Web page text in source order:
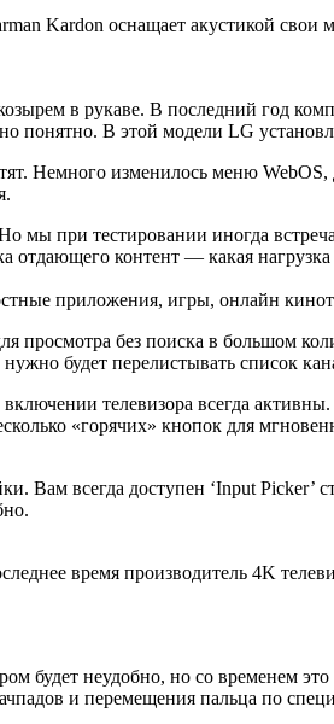
Kardon оснащает акустикой
в рукаве. В последний год
понятно. В этой модели LG
Немного изменилось меню
мы при тестировании иногда
контент — какая
приложения, игры, онлайн
просмотра без поиска в большом
будет перелистывать список
телевизора всегда
«горячих» кнопок для
всегда доступен ‘Input Picker’
время производитель 4K
будет неудобно, но со временем
и перемещения пальца по